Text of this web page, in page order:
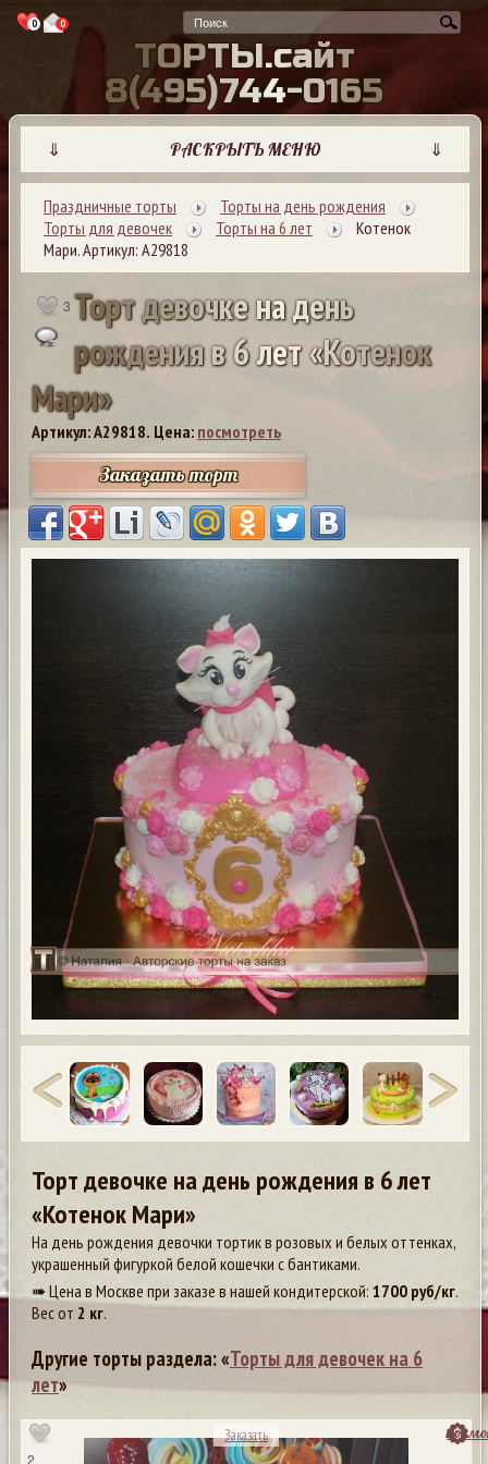
0 0
ТОРТЫ.сайт
8(495)744-0165
⇓ РАСКРЫТЬ МЕНЮ ⇓
Праздничные торты
Торты на день рождения
Торты для девочек
Торты на 6 лет
Котенок
Мари. Артикул: А29818
3 Тортдевочкенадень
рожденияв6лет«Котенок
Мари»
Артикул: A29818. Цена: посмотреть
Заказать торт
Торт девочке на день рождения в 6 лет
«Котенок Мари»
На день рождения девочки тортик в розовых и белых оттенках,
украшенный фигуркой белой кошечки с бантиками.
➠ Цена в Москве при заказе в нашей кондитерской: 1700 руб/кг.
Вес от 2 кг.
Другие торты раздела: «Торты для девочек на 6
лет»
2
Заказать